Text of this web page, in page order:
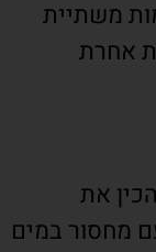
משתיית
אחרת
את
מחסור במים